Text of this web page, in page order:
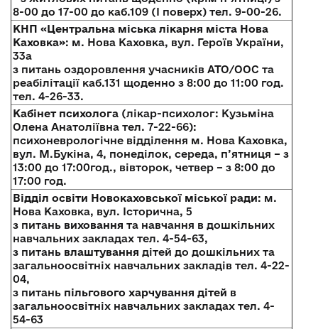
8-00 до 17-00 до каб.109 (І поверх) тел. 9-00-26.
КНП «Центральна міська лікарня міста Нова
Каховка»: м. Нова Каховка, вул. Героїв України,
33а
з питань оздоровлення учасників АТО/ООС та
реабілітації каб.131 щоденно з 8:00 до 11:00 год.
тел. 4-26-33.
Кабінет психолога (лікар-психолог: Кузьміна
Олена Анатоліївна тел. 7-22-66):
психоневрологічне відділення м. Нова Каховка,
вул. М.Букіна, 4, понеділок, середа, п’ятниця – з
13:00 до 17:00год., вівторок, четвер – з 8:00 до
17:00 год.
Відділ освіти Новокаховської міської ради: м.
Нова Каховка, вул. Історична, 5
з питань виховання та навчання в дошкільних
навчальних закладах тел. 4-54-63,
з питань влаштування дітей до дошкільних та
загальноосвітніх навчальних закладів тел. 4-22-
04,
з питань пільгового харчування дітей в
загальноосвітніх навчальних закладах тел. 4-
54-63